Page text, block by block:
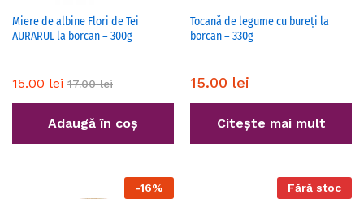
Miere de albine Flori de Tei
AURARUL la borcan – 300g
15.00 lei 17.00lei
Adaugă în coș
Tocană de legume cu bureți la
borcan – 330g
15.00 lei
Citește mai mult
-16% Fără stoc